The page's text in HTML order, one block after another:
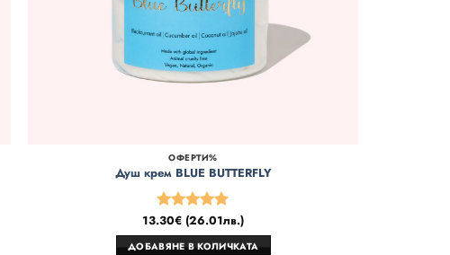
ОФЕРТИ%
Душ крем BLUE BUTTERFLY
Оценено
на5от 5
13.30€ (26.01лв.)
ДОБАВЯНЕ В КОЛИЧКАТА